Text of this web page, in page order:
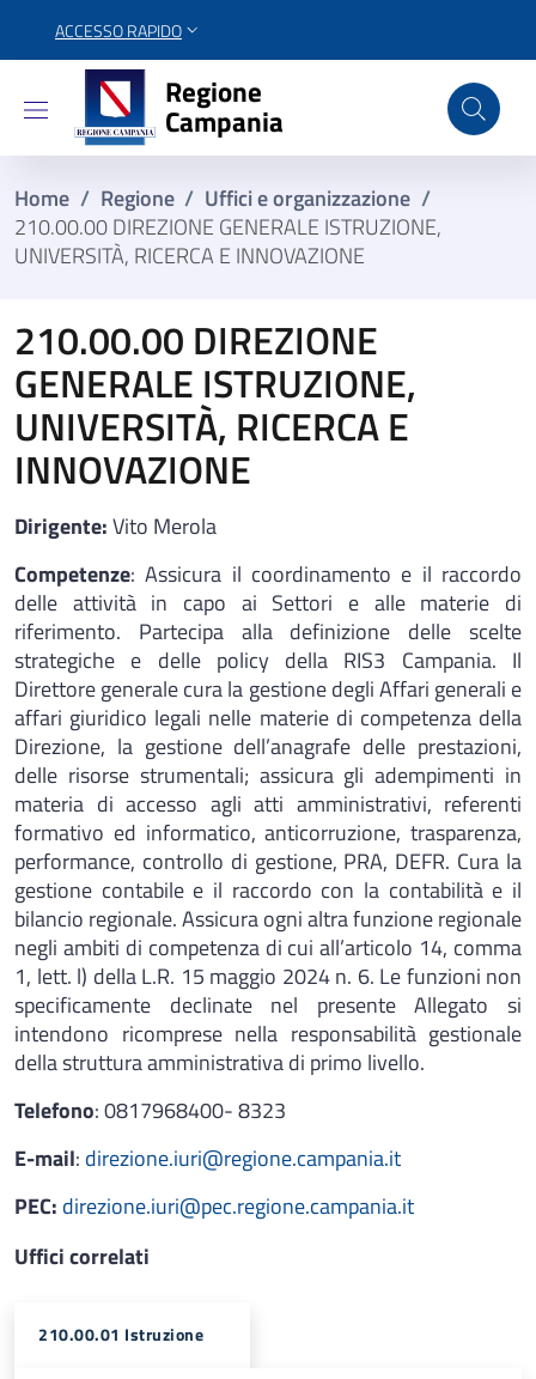
ACCESSO RAPIDO
Regione Campania
Regione
Campania
Home / Regione / Uffici e organizzazione /
210.00.00 DIREZIONE GENERALE ISTRUZIONE,
UNIVERSITÀ, RICERCA E INNOVAZIONE
210.00.00 DIREZIONE
GENERALE ISTRUZIONE,
UNIVERSITÀ, RICERCA E
INNOVAZIONE
Dirigente:Vito Merola
Competenze: Assicura il coordinamento e il raccordo
delle attività in capo ai Settori e alle materie di
riferimento. Partecipa alla definizione delle scelte
strategiche e delle policy della RIS3 Campania. Il
Direttore generale cura la gestione degli Affari generali e
affari giuridico legali nelle materie di competenza della
Direzione, la gestione dell’anagrafe delle prestazioni,
delle risorse strumentali; assicura gli adempimenti in
materia di accesso agli atti amministrativi, referenti
formativo ed informatico, anticorruzione, trasparenza,
performance, controllo di gestione, PRA, DEFR. Cura la
gestione contabile e il raccordo con la contabilità e il
bilancio regionale. Assicura ogni altra funzione regionale
negli ambiti di competenza di cui all’articolo 14, comma
1, lett. l) della L.R. 15 maggio 2024 n. 6. Le funzioni non
specificamente declinate nel presente Allegato si
intendono ricomprese nella responsabilità gestionale
della struttura amministrativa di primo livello.
Telefono: 0817968400- 8323
E-mail: direzione.iuri@regione.campania.it
PEC: direzione.iuri@pec.regione.campania.it
Uffici correlati
210.00.01 Istruzione